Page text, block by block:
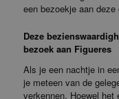
een bezoekje aan
Deze
bezoek aan Figueres
Als je een nachtje in
je meteen van de
verkennen. Hoewel